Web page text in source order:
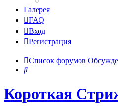
Галерея
FAQ
Вход
Регистрация
Список форумов
Поиск
Короткая